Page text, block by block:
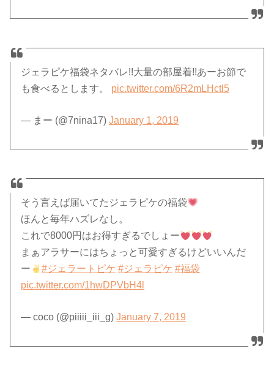
ジェラピケ福袋ネタバレ!!大量の部屋着!!あーお節で
も食べるとします。 pic.twitter.com/6R2mLHctl5
— まー (@7nina17)January 1, 2019
そう言えば届いてたジェラピケの福袋
ほんと毎年ハズレなし。
これで8000円はお得すぎるでしょー
まぁアラサーにはちょっと可愛すぎるけどいいんだ
ー
#ジェラートピケ #ジェラピケ #福袋
pic.twitter.com/1hwDPVbH4l
— coco (@piiiii_iii_g)January 7, 2019